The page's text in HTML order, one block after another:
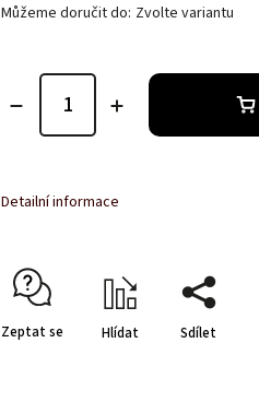
Můžeme doručit do: Zvolte variantu
Detailní informace
Zeptat se Hlídat Sdílet